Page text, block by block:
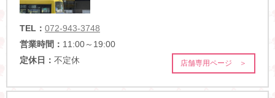
TEL： 072-943-3748
営業時間： 11:00～19:00
定休日： 不定休 店舗専用ページ ＞